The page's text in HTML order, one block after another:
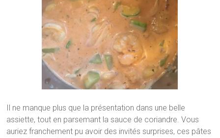
Il ne manque plus que la présentation dans une belle
assiette, tout en parsemant la sauce de coriandre. Vous
auriez franchement pu avoir des invités surprises, ces pâtes